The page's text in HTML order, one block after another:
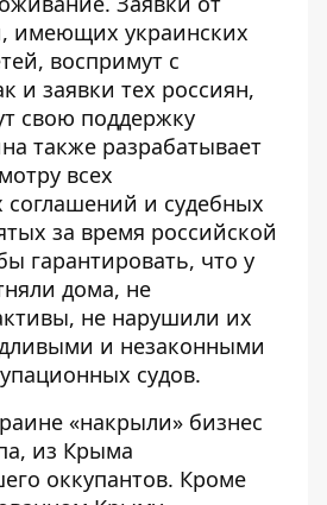
имеющих украинских
воспримут с
и заявки тех россиян,
свою поддержку
также разрабатывает
у всех
и судебных
за время российской
гарантировать, что у
дома, не
не нарушили их
и незаконными
судов.
«накрыли» бизнес
, из Крыма
оккупантов. Кроме